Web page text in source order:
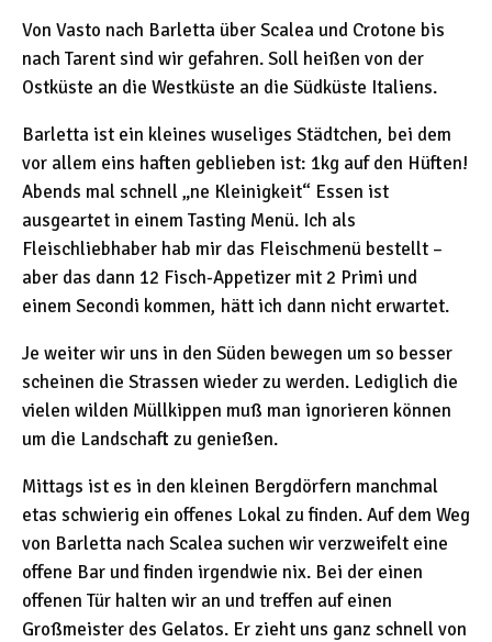
Von Vasto nach Barletta über Scalea und Crotone bis
nach Tarent sind wir gefahren. Soll heißen von der
Ostküste an die Westküste an die Südküste Italiens.
Barletta ist ein kleines wuseliges Städtchen, bei dem
vor allem eins haften geblieben ist: 1kg auf den Hüften!
Abends mal schnell „ne Kleinigkeit“ Essen ist
ausgeartet in einem Tasting Menü. Ich als
Fleischliebhaber hab mir das Fleischmenü bestellt –
aber das dann 12 Fisch-Appetizer mit 2 Primi und
einem Secondi kommen, hätt ich dann nicht erwartet.
Je weiter wir uns in den Süden bewegen um so besser
scheinen die Strassen wieder zu werden. Lediglich die
vielen wilden Müllkippen muß man ignorieren können
um die Landschaft zu genießen.
Mittags ist es in den kleinen Bergdörfern manchmal
etas schwierig ein offenes Lokal zu finden. Auf dem Weg
von Barletta nach Scalea suchen wir verzweifelt eine
offene Bar und finden irgendwie nix. Bei der einen
offenen Tür halten wir an und treffen auf einen
Großmeister des Gelatos. Er zieht uns ganz schnell von